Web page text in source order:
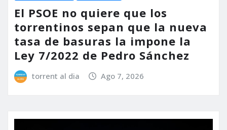
El PSOE no quiere que los
torrentinos sepan que la nueva
tasa de basuras la impone la
Ley 7/2022 de Pedro Sánchez
torrent al dia Ago 7, 2026